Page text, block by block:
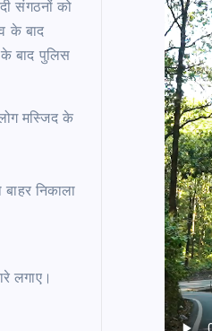
संगठनों को
के बाद
बाद पुलिस
मस्जिद के
निकाला
लगाए।